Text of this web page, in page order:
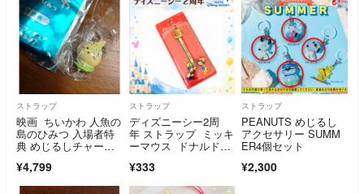
ストラップ
映画 ちいかわ 人魚の
島のひみつ 入場者特
典 めじるしチャー
¥4,799
ストラップ
ディズニーシー2周
年 ストラップ ミッキ
ーマウス ドナルドダ
¥333
ストラップ
PEANUTS めじるし
アクセサリー SUMM
ER4個セット
¥2,300